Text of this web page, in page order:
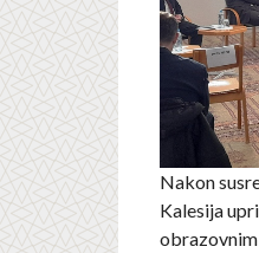
Nakon
Kalesija